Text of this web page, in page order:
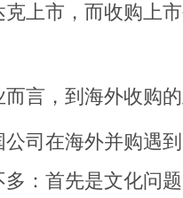
上市，而收购上
，到海外收购的
在海外并购遇到
：首先是文化问